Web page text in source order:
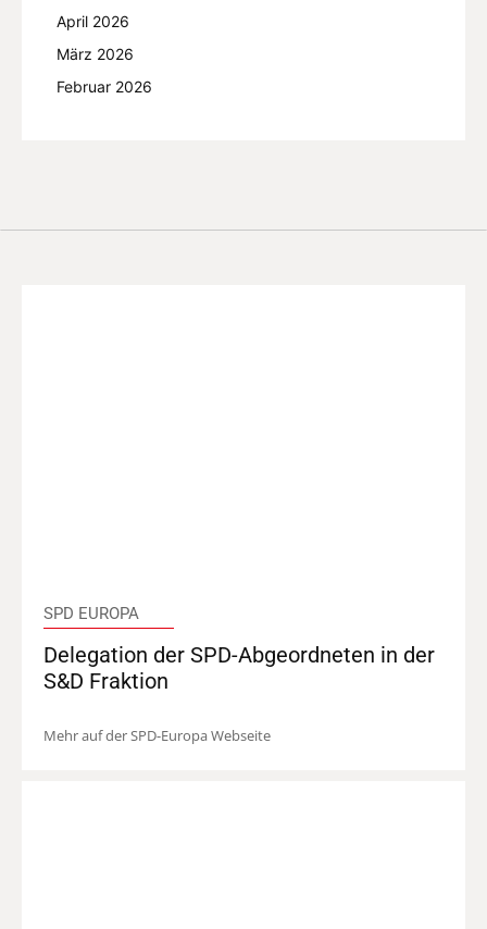
April 2026
März 2026
Februar 2026
SPD EUROPA
Delegation der SPD-Abgeordneten in der
S&D Fraktion
Mehr auf der SPD-Europa Webseite